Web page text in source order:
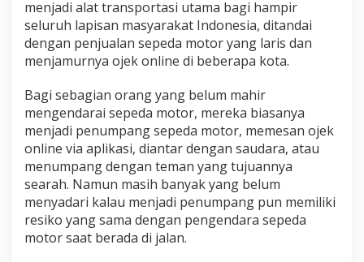
a
n
g
B
n
a
r
!
menjadi alat transportasi utama bagi hampir
seluruh lapisan masyarakat Indonesia, ditandai
dengan penjualan sepeda motor yang laris dan
menjamurnya ojek online di beberapa kota.
Bagi sebagian orang yang belum mahir
mengendarai sepeda motor, mereka biasanya
menjadi penumpang sepeda motor, memesan ojek
online via aplikasi, diantar dengan saudara, atau
menumpang dengan teman yang tujuannya
searah. Namun masih banyak yang belum
menyadari kalau menjadi penumpang pun memiliki
resiko yang sama dengan pengendara sepeda
motor saat berada di jalan.